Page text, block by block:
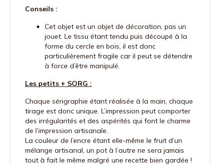
Conseils :
Cet objet est un objet de décoration, pas un
jouet. Le tissu étant tendu puis découpé à la
forme du cercle en bois, il est donc
particulièrement fragile car il peut se détendre
à force d’être manipulé.
Les petits + SORG :
Chaque sérigraphie étant réalisée à la main, chaque
tirage est donc unique. L’impression peut comporter
des irrégularités et des aspérités qui font le charme
de l’impression artisanale.
La couleur de l’encre étant elle-même le fruit d’un
mélange artisanal, un pot à l’autre ne sera jamais
tout à fait le même malgré une recette bien gardée !